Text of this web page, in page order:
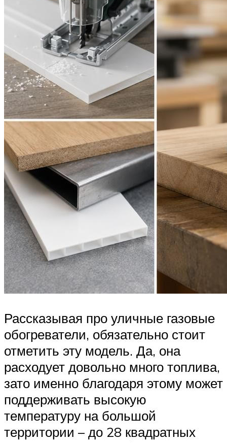
Рассказывая про уличные газовые
обогреватели, обязательно стоит
отметить эту модель. Да, она
расходует довольно много топлива,
зато именно благодаря этому может
поддерживать высокую
температуру на большой
территории – до 28 квадратных